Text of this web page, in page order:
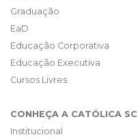
Graduação
EaD
Educação Corporativa
Educação Executiva
Cursos Livres
CONHEÇA A CATÓLICA SC
Institucional